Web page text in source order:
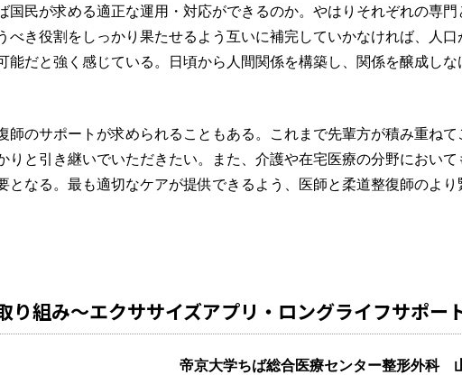
国民が求める適正な運用・対応ができるのか。やはりそれぞれの専門
き役割をしっかり果たせるよう互いに補完していかなければ、人口
だと強く感じている。日頃から人間関係を構築し、関係を醸成しな
師のサポートが求められることもある。これまで先輩方が積み重ねて
と引き継いでいただきたい。また、介護や在宅医療の分野において
なる。最も適切なケアが提供できるよう、医師と柔道整復師のより
り組み～エクササイズアプリ・ロングライフサポー
帝京大学ちば総合医療センター整形外科山